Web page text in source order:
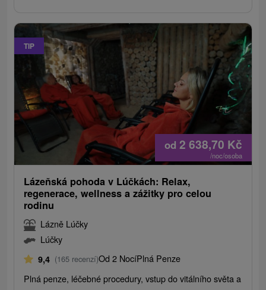
TIP
od 2 638,70 Kč
/noc/osoba
Lázeňská pohoda v Lúčkách: Relax,
regenerace, wellness a zážitky pro celou
rodinu
Lázně Lúčky
Lúčky
9,4 (165 recenzí)Od 2 NocíPlná Penze
Plná penze, léčebné procedury, vstup do vitálního světa a